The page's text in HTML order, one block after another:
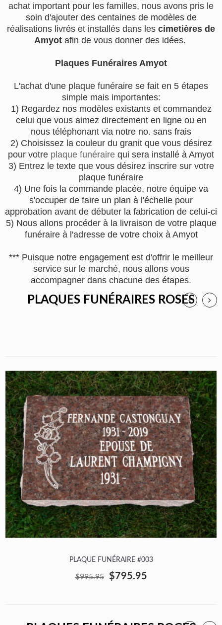
achat important pour les familles, nous avons pris le
soin d'ajouter des centaines de modèles de
réalisations livrés et installés dans les cimetières de
Amyotafin de vous donner des idées.
Plaques Funéraires Amyot
L'achat d'une plaque funéraire se fait en 5 étapes
simple mais importantes:
1) Regardez nos modèles existants et commandez
celui que vous aimez directement en ligne ou en
nous téléphonant via notre no. sans frais
2) Choisissez la couleur du granit que vous désirez
pour votre plaque funéraire qui sera installé à Amyot
3) Entrez le texte que vous désirez inscrire sur votre
plaque funéraire
4) Une fois la commande placée, notre équipe va
s'occuper de faire un plan à l'échelle pour
approbation avant de débuter la fabrication de celui-ci
5) Nous allons procéder à la livraison de votre plaque
funéraire à l'adresse de votre choix à Amyot
*** Puisque notre engagement est d'offrir le meilleur
service sur le marché, nous allons vous
accompagner dans chacune des étapes.
PLAQUES FUNÉRAIRES ROSES
PLAQUE FUNÉRAIRE #003
$995.95 $795.95